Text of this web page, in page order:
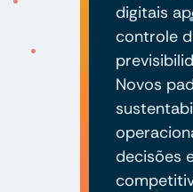
digitais
controle
Novos
decisões